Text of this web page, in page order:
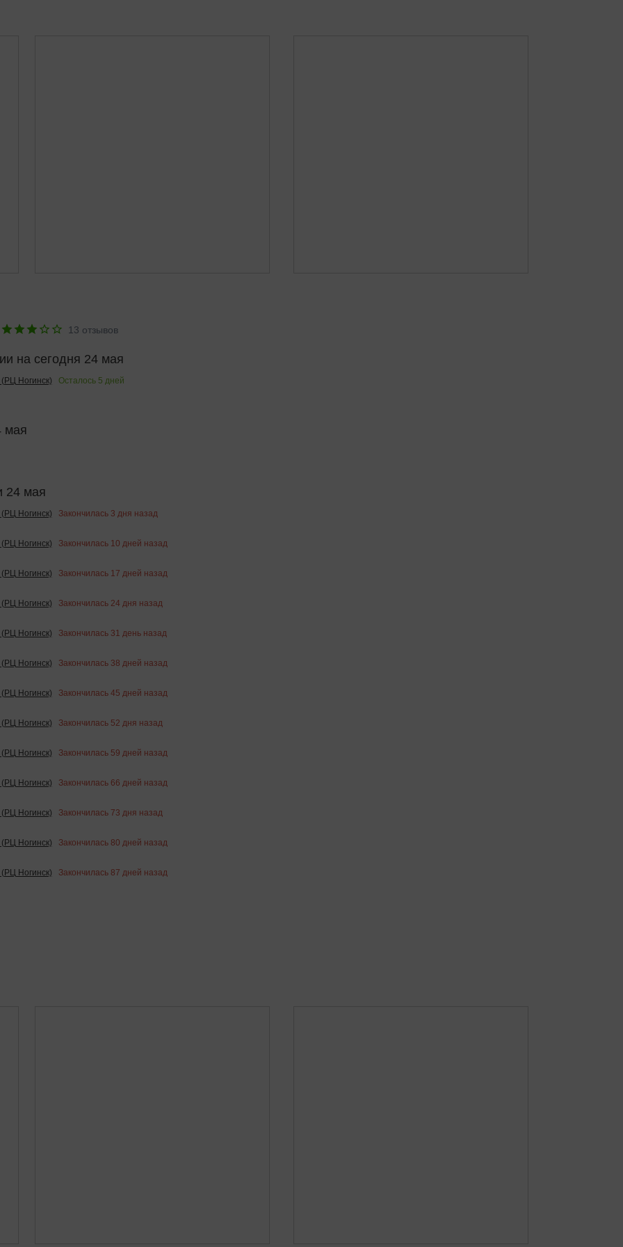
13 отзывов
на сегодня 24 мая
Ногинск) Осталось 5 дней
мая
24 мая
Ногинск) Закончилась 3 дня назад
Ногинск) Закончилась 10 дней назад
Ногинск) Закончилась 17 дней назад
Ногинск) Закончилась 24 дня назад
Ногинск) Закончилась 31 день назад
Ногинск) Закончилась 38 дней назад
Ногинск) Закончилась 45 дней назад
Ногинск) Закончилась 52 дня назад
Ногинск) Закончилась 59 дней назад
Ногинск) Закончилась 66 дней назад
Ногинск) Закончилась 73 дня назад
Ногинск) Закончилась 80 дней назад
Ногинск) Закончилась 87 дней назад